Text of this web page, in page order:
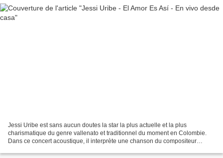
Jessi Uribe est sans aucun doutes la star la plus actuelle et la plus
charismatique du genre vallenato et traditionnel du moment en Colombie.
Dans ce concert acoustique, il interprète une chanson du compositeur